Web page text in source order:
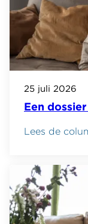
Een
25 juli 2026
Lees de